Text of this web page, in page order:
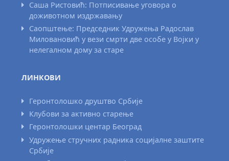
Саша Ристовић: Потписивање уговора о
доживотном издржавању
Саопштење: Председник Удружења Радослав
Миловановић у вези смрти две особе у Војки у
нелегалном дому за старе
ЛИНКОВИ
Геронтолошко друштво Србије
Клубови за активно старење
Геронтолошки центар Београд
Удружење стручних радника социјалне заштите
Србије